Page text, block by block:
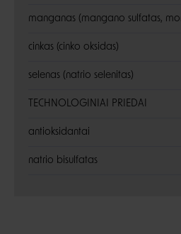
manganas (mangano sulfatas,
cinkas (cinko oksidas)
selenas (natrio selenitas)
TECHNOLOGINIAI PRIEDAI
antioksidantai
natrio bisulfatas